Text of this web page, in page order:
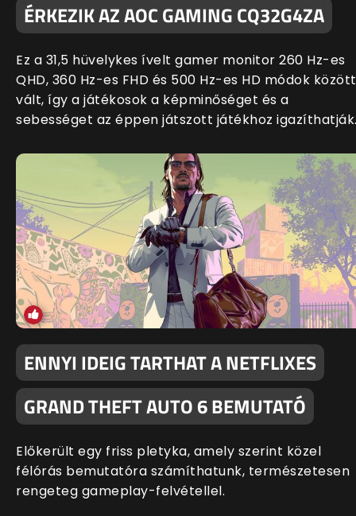
ÉRKEZIK AZ AOC GAMING CQ32G4ZA
Ez a 31,5 hüvelykes ívelt gamer monitor 260 Hz-es
QHD, 360 Hz-es FHD és 500 Hz-es HD módok között
vált, így a játékosok a képminőséget és a
sebességet az éppen játszott játékhoz
ENNYI IDEIG TARTHAT A NETFLIXES
GRAND THEFT AUTO 6 BEMUTATÓ
Előkerült egy friss pletyka, amely szerint közel
félórás bemutatóra számíthatunk, természetesen
rengeteg gameplay-felvétellel.